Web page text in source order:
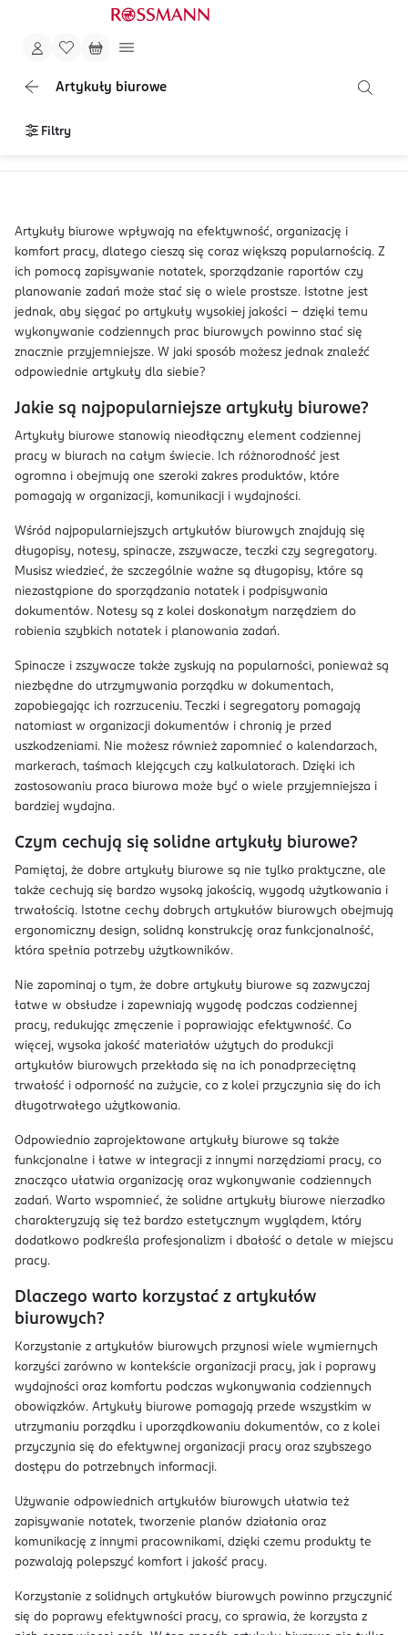
Artykuły biurowe
Filtry
Artykuły biurowe wpływają na efektywność, organizację i
komfort pracy, dlatego cieszą się coraz większą popularnością. Z
ich pomocą zapisywanie notatek, sporządzanie raportów czy
planowanie zadań może stać się o wiele prostsze. Istotne jest
jednak, aby sięgać po artykuły wysokiej jakości – dzięki temu
wykonywanie codziennych prac biurowych powinno stać się
znacznie przyjemniejsze. W jaki sposób możesz jednak znaleźć
odpowiednie artykuły dla siebie?
Jakie są najpopularniejsze artykuły biurowe?
Artykuły biurowe stanowią nieodłączny element codziennej
pracy w biurach na całym świecie. Ich różnorodność jest
ogromna i obejmują one szeroki zakres produktów, które
pomagają w organizacji, komunikacji i wydajności.
Wśród najpopularniejszych artykułów biurowych znajdują się
długopisy, notesy, spinacze, zszywacze, teczki czy segregatory.
Musisz wiedzieć, że szczególnie ważne są długopisy, które są
niezastąpione do sporządzania notatek i podpisywania
dokumentów. Notesy są z kolei doskonałym narzędziem do
robienia szybkich notatek i planowania zadań.
Spinacze i zszywacze także zyskują na popularności, ponieważ są
niezbędne do utrzymywania porządku w dokumentach,
zapobiegając ich rozrzuceniu. Teczki i segregatory pomagają
natomiast w organizacji dokumentów i chronią je przed
uszkodzeniami. Nie możesz również zapomnieć o kalendarzach,
markerach, taśmach klejących czy kalkulatorach. Dzięki ich
zastosowaniu praca biurowa może być o wiele przyjemniejsza i
bardziej wydajna.
Czym cechują się solidne artykuły biurowe?
Pamiętaj, że dobre artykuły biurowe są nie tylko praktyczne, ale
także cechują się bardzo wysoką jakością, wygodą użytkowania i
trwałością. Istotne cechy dobrych artykułów biurowych obejmują
ergonomiczny design, solidną konstrukcję oraz funkcjonalność,
która spełnia potrzeby użytkowników.
Nie zapominaj o tym, że dobre artykuły biurowe są zazwyczaj
łatwe w obsłudze i zapewniają wygodę podczas codziennej
pracy, redukując zmęczenie i poprawiając efektywność. Co
więcej, wysoka jakość materiałów użytych do produkcji
artykułów biurowych przekłada się na ich ponadprzeciętną
trwałość i odporność na zużycie, co z kolei przyczynia się do ich
długotrwałego użytkowania.
Odpowiednio zaprojektowane artykuły biurowe są także
funkcjonalne i łatwe w integracji z innymi narzędziami pracy, co
znacząco ułatwia organizację oraz wykonywanie codziennych
zadań. Warto wspomnieć, że solidne artykuły biurowe nierzadko
charakteryzują się też bardzo estetycznym wyglądem, który
dodatkowo podkreśla profesjonalizm i dbałość o detale w miejscu
pracy.
Dlaczego warto korzystać z artykułów
biurowych?
Korzystanie z artykułów biurowych przynosi wiele wymiernych
korzyści zarówno w kontekście organizacji pracy, jak i poprawy
wydajności oraz komfortu podczas wykonywania codziennych
obowiązków. Artykuły biurowe pomagają przede wszystkim w
utrzymaniu porządku i uporządkowaniu dokumentów, co z kolei
przyczynia się do efektywnej organizacji pracy oraz szybszego
dostępu do potrzebnych informacji.
Używanie odpowiednich artykułów biurowych ułatwia też
zapisywanie notatek, tworzenie planów działania oraz
komunikację z innymi pracownikami, dzięki czemu produkty te
pozwalają polepszyć komfort i jakość pracy.
Korzystanie z solidnych artykułów biurowych powinno przyczynić
się do poprawy efektywności pracy, co sprawia, że korzysta z